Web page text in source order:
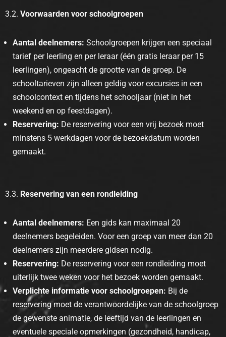
3.2. Voorwaarden voor schoolgroepen
Aantal deelnemers: Schoolgroepen krijgen een speciaal
tarief per leerling en per leraar (één gratis leraar per 15
leerlingen), ongeacht de grootte van de groep. De
schooltarieven zijn alleen geldig voor excursies in een
schoolcontext en tijdens het schooljaar (niet in het
weekend en op feestdagen).
Reservering: De reservering voor een vrij bezoek moet
minstens 5 werkdagen voor de bezoekdatum worden
gemaakt.
3.3. Reservering van een rondleiding
Aantal deelnemers: Een gids kan maximaal 20
deelnemers begeleiden. Voor een groep van meer dan 20
deelnemers zijn meerdere gidsen nodig.
Reservering: De reservering voor een rondleiding moet
uiterlijk twee weken voor het bezoek worden gemaakt.
Verplichte informatie voor schoolgroepen: Bij de
reservering moet de verantwoordelijke van de schoolgroep
de gewenste animatie, de leeftijd van de leerlingen en
eventuele speciale opmerkingen (gezondheid, handicap,